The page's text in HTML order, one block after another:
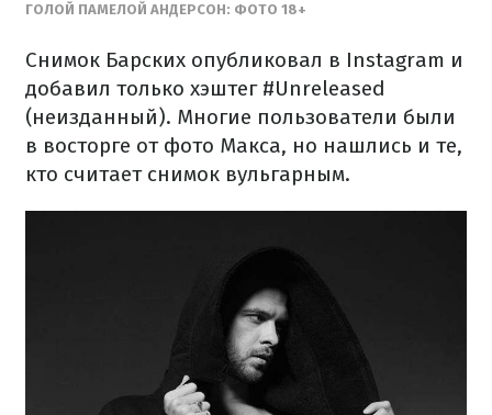
ГОЛОЙ ПАМЕЛОЙ АНДЕРСОН: ФОТО 18+
Снимок Барских опубликовал в Instagram и
добавил только хэштег #Unreleased
(неизданный). Многие пользователи были
в восторге от фото Макса, но нашлись и те,
кто считает снимок вульгарным.